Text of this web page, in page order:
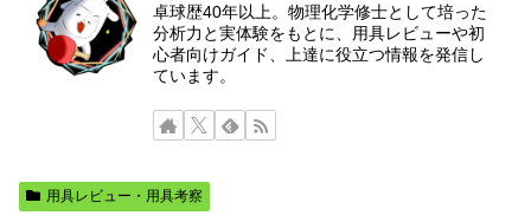
卓球歴40年以上。物理化学修士として培った
分析力と実体験をもとに、用具レビューや初
心者向けガイド、上達に役立つ情報を発信し
ています。
用具レビュー・用具考察